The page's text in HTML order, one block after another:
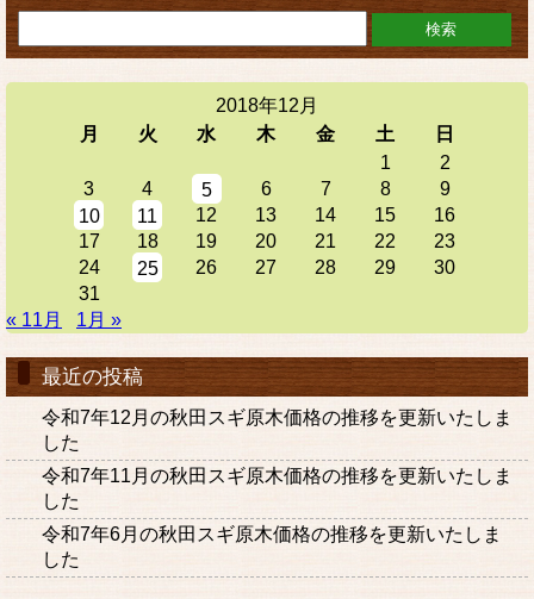
2018年12月
月
火 水 木 金 土
日
1
2
3
4 5 6 7 8
9
10
11 12 13 14 15
16
17
18 19 20 21 22
23
24
25 26 27 28 29
30
31
« 11月
1月 »
最近の投稿
令和7年12月の秋田スギ原木価格の推移を更新いたしま
した
令和7年11月の秋田スギ原木価格の推移を更新いたしま
した
令和7年6月の秋田スギ原木価格の推移を更新いたしま
した